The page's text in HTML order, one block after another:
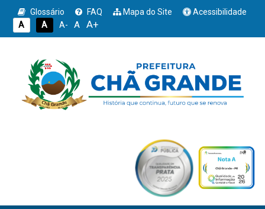
Glossário FAQ Mapa do Site
Acessibilidade
A
A A- A A+